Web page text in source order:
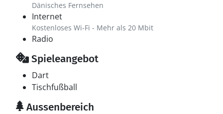
Dänisches Fernsehen
Internet
Kostenloses Wi-Fi - Mehr als 20 Mbit
Radio
Spieleangebot
Dart
Tischfußball
Aussenbereich